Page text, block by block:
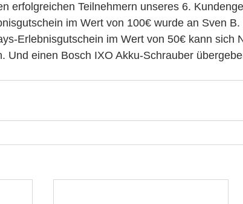
erfolgreichen Teilnehmern unseres 6.
im Wert von 100€ wurde an Sven
Erlebnisgutschein im Wert von 50€ kann sich
Und einen Bosch IXO Akku-Schrauber